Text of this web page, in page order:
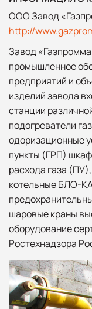
ООО Завод
http://
Завод
промышленное
предприятий и
изделий завода
станции
подогреватели
одоризационные
пункты (ГРП)
расхода газа
котельные БЛО-
шаровые краны
оборудование
Ростехнадзора